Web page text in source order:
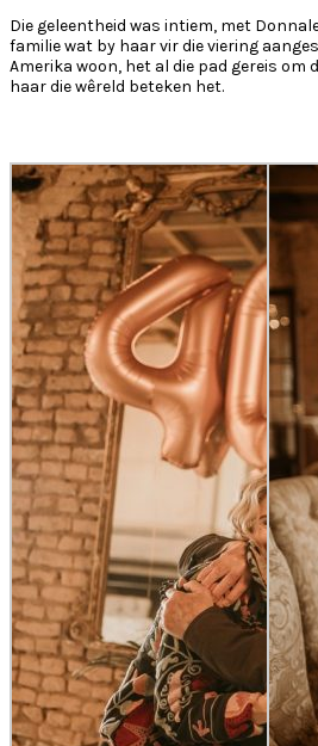
Die geleentheid was intiem, met
familie wat by haar vir die viering
Amerika woon, het al die pad gereis om
haar die wêreld beteken het.